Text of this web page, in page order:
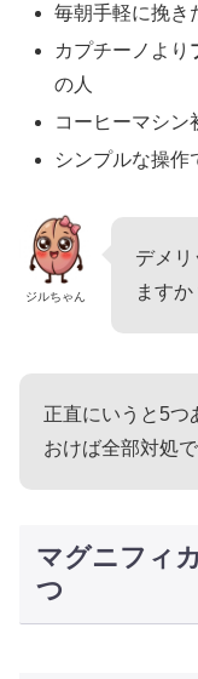
毎朝手軽に挽き
カプチーノより
の人
コーヒーマシン
シンプルな操作
ジルちゃん
デメリ
ますか
正直にいうと5つ
おけば全部対処で
マグニフィ
つ